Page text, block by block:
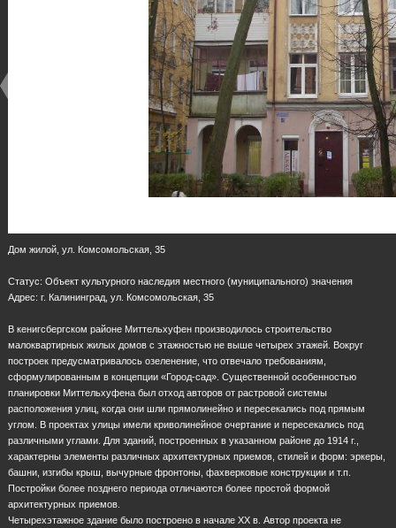
Дом жилой, ул. Комсомольская, 35
Статус: Объект культурного наследия местного (муниципального) значения
Адрес: г. Калининград, ул. Комсомольская, 35
В кенигсбергском районе Миттельхуфен производилось строительство
малоквартирных жилых домов с этажностью не выше четырех этажей. Вокруг
построек предусматривалось озеленение, что отвечало требованиям,
сформулированным в концепции «Город-сад». Существенной особенностью
планировки Миттельхуфена был отход авторов от растровой системы
расположения улиц, когда они шли прямолинейно и пересекались под прямым
углом. В проектах улицы имели криволинейное очертание и пересекались под
различными углами. Для зданий, построенных в указанном районе до 1914 г.,
характерны элементы различных архитектурных приемов, стилей и форм: эркеры,
башни, изгибы крыш, вычурные фронтоны, фахверковые конструкции и т.п.
Постройки более позднего периода отличаются более простой формой
архитектурных приемов.
Четырехэтажное здание было построено в начале ХХ в. Автор проекта не